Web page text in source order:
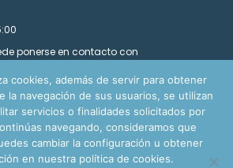
ponerse en contacto con
nuestro formulario.
cookies, además de servir para obtener
la navegación de sus usuarios, se utilizan
servicios o finalidades solicitados por
navegando, consideramos que
cambiar la configuración u obtener
en nuestra política de cookies.